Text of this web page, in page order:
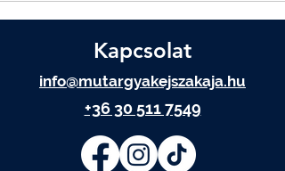
Kapcsolat
info@mutargyakejszakaja.hu
+36 30 511 7549